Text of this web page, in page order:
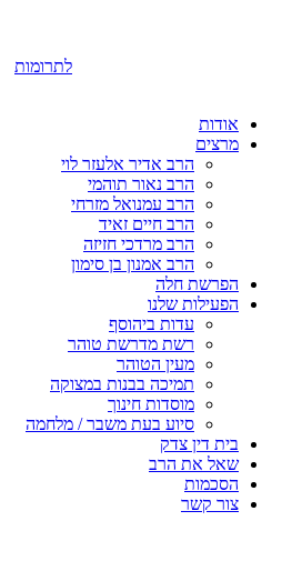
לתרומות
אודות
מרצים
הרב אדיר אלעזר לוי
הרב נאור תוהמי
הרב עמנואל מזרחי
הרב חיים זאיד
הרב מרדכי חזיזה
הרב אמנון בן סימון
הפרשת חלה
הפעילות שלנו
עדות ביהוסף
רשת מדרשת טוהר
מעין הטוהר
תמיכה בבנות במצוקה
מוסדות חינוך
סיוע בעת משבר / מלחמה
בית דין צדק
שאל את הרב
הסכמות
צור קשר